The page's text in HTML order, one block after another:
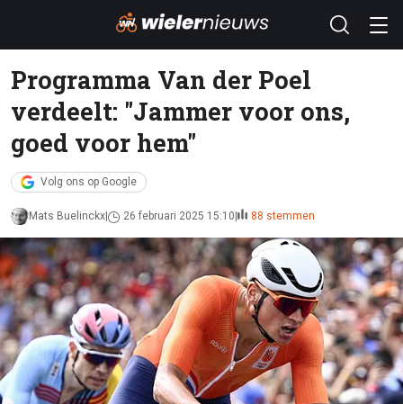
Programma Van der Poel
verdeelt: "Jammer voor ons,
goed voor hem"
Volg ons op Google
Mats Buelinckx 26 februari 2025 15:10 88 stemmen